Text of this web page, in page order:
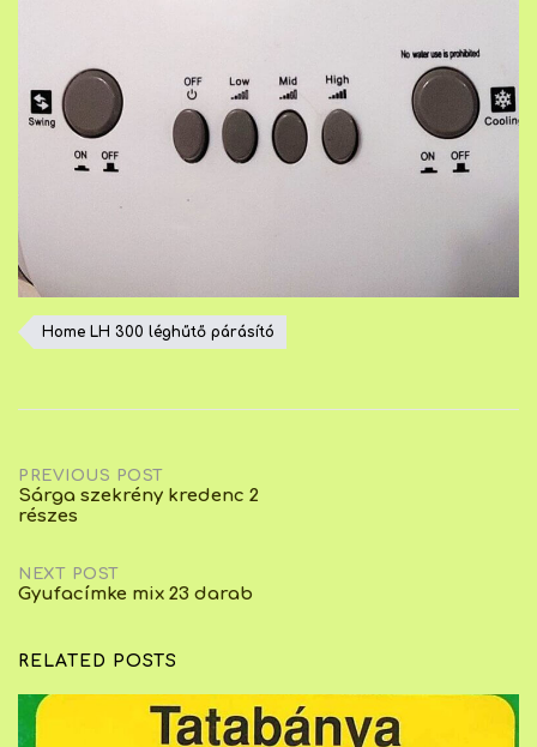
Home LH 300 léghűtő párásító
Post
PREVIOUS POST
Sárga szekrény kredenc 2
részes
NEXT POST
Gyufacímke mix 23 darab
RELATED POSTS